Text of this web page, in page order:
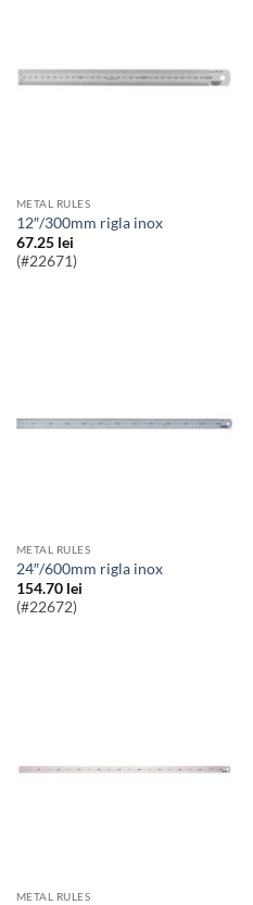
METAL RULES
12″/300mm rigla inox
67.25 lei
(#22671)
METAL RULES
24″/600mm rigla inox
154.70 lei
(#22672)
METAL RULES